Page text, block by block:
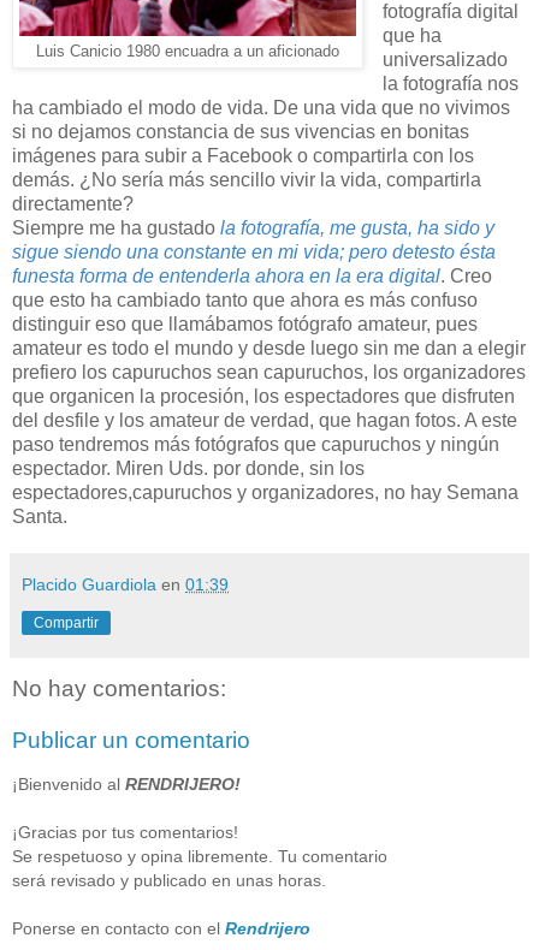
Luis Canicio 1980 encuadra a un aficionado
fotografía digital
que ha
universalizado
la fotografía nos
ha cambiado el modo de vida. De una vida que no vivimos
si no dejamos constancia de sus vivencias en bonitas
imágenes para subir a Facebook o compartirla con los
demás. ¿No sería más sencillo vivir la vida, compartirla
directamente?
Siempre me ha gustado la fotografía, me gusta, ha sido y
sigue siendo una constante en mi vida; pero detesto ésta
funesta forma de entenderla ahora en la era digital. Creo
que esto ha cambiado tanto que ahora es más confuso
distinguir eso que llamábamos fotógrafo amateur, pues
amateur es todo el mundo y desde luego sin me dan a elegir
prefiero los capuruchos sean capuruchos, los organizadores
que organicen la procesión, los espectadores que disfruten
del desfile y los amateur de verdad, que hagan fotos. A este
paso tendremos más fotógrafos que capuruchos y ningún
espectador. Miren Uds. por donde, sin los
espectadores,capuruchos y organizadores, no hay Semana
Santa.
Placido Guardiola en 01:39
Compartir
No hay comentarios:
Publicar un comentario
¡Bienvenido al RENDRIJERO!
¡Gracias por tus comentarios!
Se respetuoso y opina libremente. Tu comentario
será revisado y publicado en unas horas.
Ponerse en contacto con el Rendrijero